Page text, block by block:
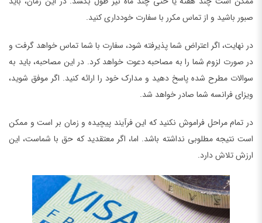
صبور باشید و از تماس مکرر با سفارت خودداری کنید.
در نهایت، اگر اعتراض شما پذیرفته شود، سفارت با شما تماس خواهد گرفت و
در صورت لزوم شما را به مصاحبه دعوت خواهد کرد. در این مصاحبه، باید به
سوالات مطرح شده پاسخ دهید و مدارک خود را ارائه کنید. اگر موفق شوید،
ویزای فرانسه شما صادر خواهد شد.
در تمام مراحل فراموش نکنید که این فرآیند پیچیده و زمان بر است و ممکن
است نتیجه مطلوبی نداشته باشد. اما، اگر معتقدید که حق با شماست، این
ارزش تلاش دارد.